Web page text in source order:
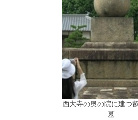
西大寺の奥の院に建つ
墓